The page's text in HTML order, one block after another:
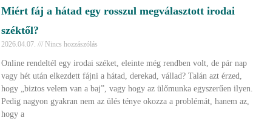
Miért fáj a hátad egy rosszul megválasztott irodai
széktől?
2026.04.07. Nincs hozzászólás
Online rendeltél egy irodai széket, eleinte még rendben volt, de pár nap
vagy hét után elkezdett fájni a hátad, derekad, vállad? Talán azt érzed,
hogy „biztos velem van a baj”, vagy hogy az ülőmunka egyszerűen ilyen.
Pedig nagyon gyakran nem az ülés ténye okozza a problémát, hanem az,
hogy a